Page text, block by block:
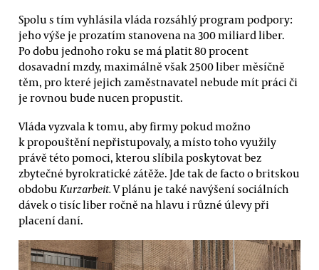
Spolu s tím vyhlásila vláda rozsáhlý program podpory:
jeho výše je prozatím stanovena na 300 miliard liber.
Po dobu jednoho roku se má platit 80 procent
dosavadní mzdy, maximálně však 2500 liber měsíčně
těm, pro které jejich zaměstnavatel nebude mít práci či
je rovnou bude nucen propustit.
Vláda vyzvala k tomu, aby firmy pokud možno
k propouštění nepřistupovaly, a místo toho využily
právě této pomoci, kterou slíbila poskytovat bez
zbytečné byrokratické zátěže. Jde tak de facto o britskou
obdobu Kurzarbeit.V plánu je také navýšení sociálních
dávek o tisíc liber ročně na hlavu i různé úlevy při
placení daní.